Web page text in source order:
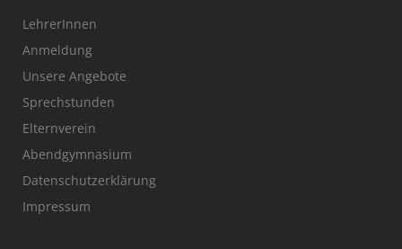
LehrerInnen
Anmeldung
Unsere Angebote
Sprechstunden
Elternverein
Abendgymnasium
Datenschutzerklärung
Impressum